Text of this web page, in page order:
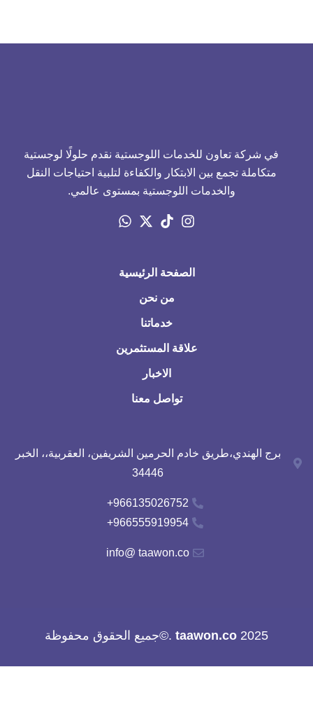
في شركة تعاون للخدمات اللوجستية نقدم حلولًا لوجستية
متكاملة تجمع بين الابتكار والكفاءة لتلبية احتياجات النقل
والخدمات اللوجستية بمستوى عالمي.
الصفحة الرئيسية
من نحن
خدماتنا
علاقة المستثمرين
الاخبار
تواصل معنا
برج الهندي،طريق خادم الحرمين الشريفين، العقربية،، الخبر
34446
966135026752+
966555919954+
info@ taawon.co
2025
taawon.co.©جميع الحقوق محفوظة